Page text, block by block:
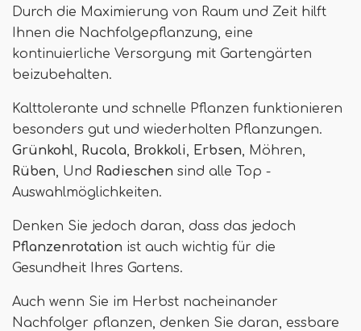
Durch die Maximierung von Raum und Zeit hilft
Ihnen die Nachfolgepflanzung, eine
kontinuierliche Versorgung mit Gartengärten
beizubehalten.
Kalttolerante und schnelle Pflanzen funktionieren
besonders gut und wiederholten Pflanzungen.
Grünkohl, Rucola, Brokkoli, Erbsen, Möhren,
Rüben, Und Radieschen sind alle Top -
Auswahlmöglichkeiten.
Denken Sie jedoch daran, dass das jedoch
Pflanzenrotation ist auch wichtig für die
Gesundheit Ihres Gartens.
Auch wenn Sie im Herbst nacheinander
Nachfolger pflanzen, denken Sie daran, essbare